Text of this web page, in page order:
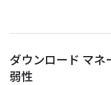
ダウンロード マネ
弱性